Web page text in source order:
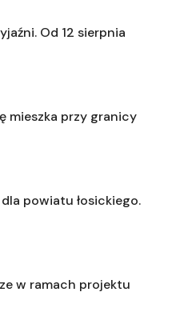
Od 12 sierpnia
mieszka przy granicy
powiatu łosickiego.
w ramach projektu